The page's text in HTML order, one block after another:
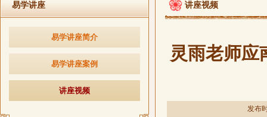
易学讲座
易学讲座简介
易学讲座案例
讲座视频
讲座视频
灵雨老师应
发布